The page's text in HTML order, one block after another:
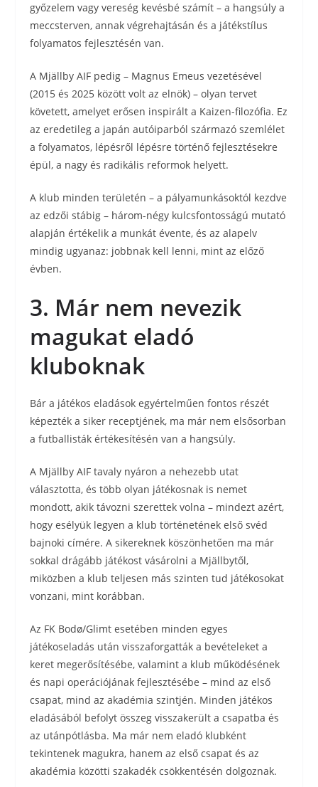
győzelem vagy vereség kevésbé számít – a hangsúly a
meccsterven, annak végrehajtásán és a játékstílus
folyamatos fejlesztésén van.
A Mjällby AIF pedig – Magnus Emeus vezetésével
(2015 és 2025 között volt az elnök) – olyan tervet
követett, amelyet erősen inspirált a Kaizen-filozófia. Ez
az eredetileg a japán autóiparból származó szemlélet
a folyamatos, lépésről lépésre történő fejlesztésekre
épül, a nagy és radikális reformok helyett.
A klub minden területén – a pályamunkásoktól kezdve
az edzői stábig – három-négy kulcsfontosságú mutató
alapján értékelik a munkát évente, és az alapelv
mindig ugyanaz: jobbnak kell lenni, mint az előző
évben.
3. Már nem nevezik
magukat eladó
kluboknak
Bár a játékos eladások egyértelműen fontos részét
képezték a siker receptjének, ma már nem elsősorban
a futballisták értékesítésén van a hangsúly.
A Mjällby AIF tavaly nyáron a nehezebb utat
választotta, és több olyan játékosnak is nemet
mondott, akik távozni szerettek volna – mindezt azért,
hogy esélyük legyen a klub történetének első svéd
bajnoki címére. A sikereknek köszönhetően ma már
sokkal drágább játékost vásárolni a Mjällbytől,
miközben a klub teljesen más szinten tud játékosokat
vonzani, mint korábban.
Az FK Bodø/Glimt esetében minden egyes
játékoseladás után visszaforgatták a bevételeket a
keret megerősítésébe, valamint a klub működésének
és napi operációjának fejlesztésébe – mind az első
csapat, mind az akadémia szintjén. Minden játékos
eladásából befolyt összeg visszakerült a csapatba és
az utánpótlásba. Ma már nem eladó klubként
tekintenek magukra, hanem az első csapat és az
akadémia közötti szakadék csökkentésén dolgoznak.